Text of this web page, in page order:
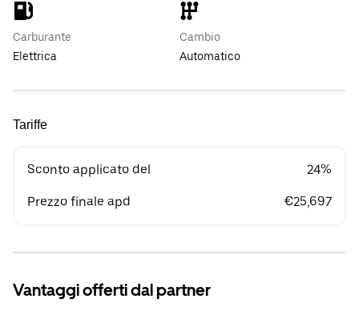
Carburante
Elettrica
Cambio
Automatico
Tariffe
Sconto applicato del 24%
Prezzo finale apd €25,697
Vantaggi offerti dal partner